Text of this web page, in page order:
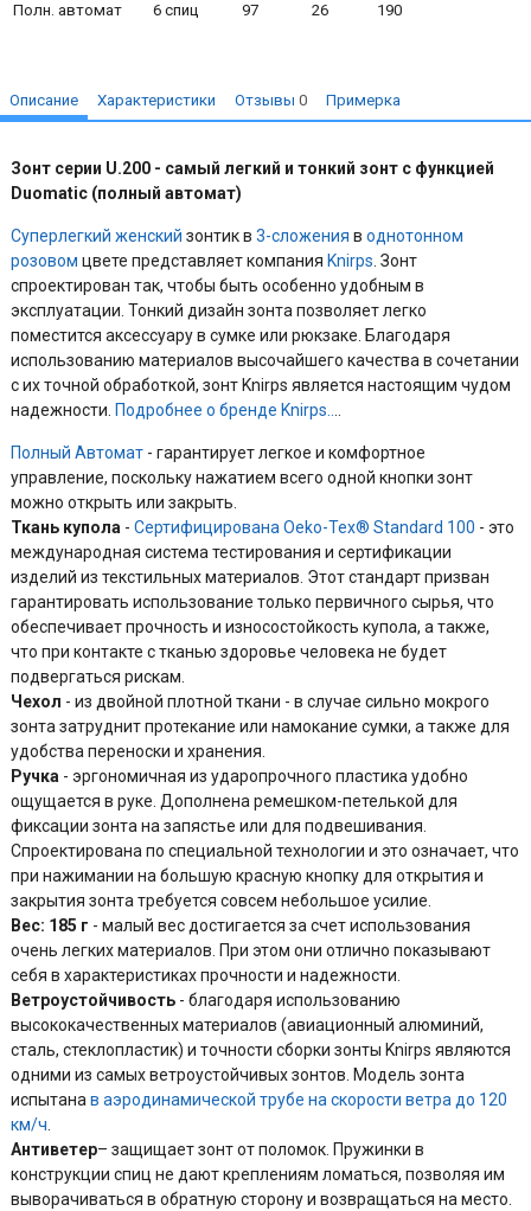
Полн. автомат 6 спиц 97 26 190
Описание
Зонт серии U.200 - самый легкий и тонкий зонт с функцией
Duomatic (полный автомат)
Суперлегкий женскийзонтик в3-сложения воднотонном
розовомцвете представляет компания Knirps . Зонт
спроектирован так, чтобы быть особенно удобным в
эксплуатации. Тонкий дизайн зонта позволяет легко
поместится аксессуару в сумке или рюкзаке. Благодаря
использованию материалов высочайшего качества в сочетании
с их точной обработкой, зонт Knirps является настоящим чудом
надежности. Подробнее о бренде Knirps..
Полный Автомат - гарантирует легкое и комфортное
управление, поскольку нажатием всего одной кнопки зонт
можно открыть или закрыть.
Ткань купола -Сертифицирована Oeko-Tex® Standard 100 - это
международная система тестирования и сертификации
изделий из текстильных материалов. Этот стандарт призван
гарантировать использование только первичного сырья, что
обеспечивает прочность и износостойкость купола, а также,
что при контакте с тканью здоровье человека не будет
подвергаться рискам.
Чехол - из двойной плотной ткани - в случае сильно мокрого
зонта затруднит протекание или намокание сумки, а также для
удобства переноски и хранения.
Ручка - эргономичная из ударопрочного пластика удобно
ощущается в руке. Дополнена ремешком-петелькой для
фиксации зонта на запястье или для подвешивания.
Спроектирована по специальной технологии и это означает, что
при нажимании на большую красную кнопку для открытия и
закрытия зонта требуется совсем небольшое усилие.
Вес: 185 г - малый вес достигается за счет использования
очень легких материалов. При этом они отлично показывают
себя в характеристиках прочности и надежности.
Ветроустойчивость - благодаря использованию
высококачественных материалов (авиационный алюминий,
сталь, стеклопластик) и точности сборки зонты Knirps являются
одними из самых ветроустойчивых зонтов. Модель зонта
испытанав аэродинамической трубе на скорости ветра до 120
км/ч.
Антиветер– защищает зонт от поломок. Пружинки в
конструкции спиц не дают креплениям ломаться, позволяя им
выворачиваться в обратную сторону и возвращаться на место.
Характеристики Отзывы0 Примерка